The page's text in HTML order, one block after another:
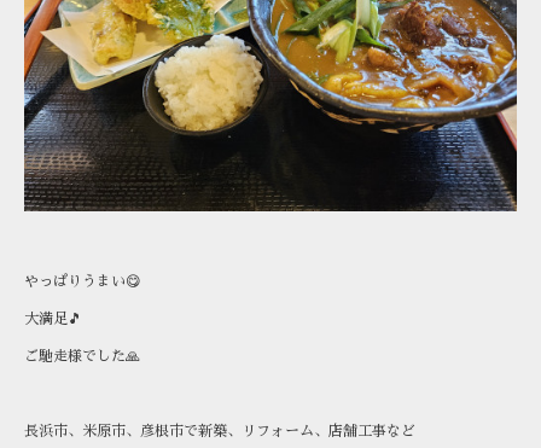
やっぱりうまい😋
大満足🎵
ご馳走様でした🙏
長浜市、米原市、彦根市で新築、リフォーム、店舗工事など